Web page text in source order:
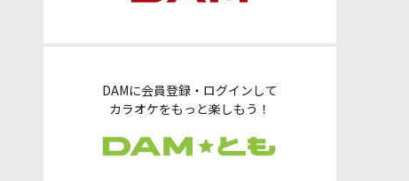
DAMに会員登録・ログインして
カラオケをもっと楽しもう！